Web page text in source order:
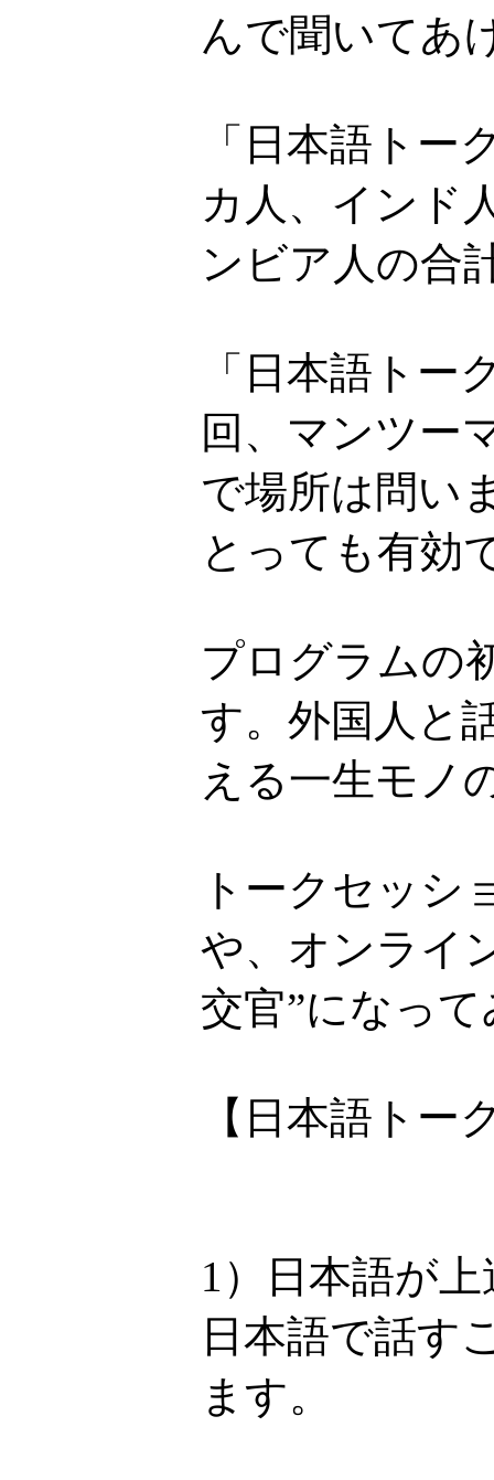
んで聞いてあ
「日本語ト
カ人、インド
ンビア人の合
「日本語ト
回、マンツー
で場所は問い
とっても有効
プログラムの
す。外国人と
える一生モノ
トークセッシ
や、オンライ
交官”になっ
【日本語ト
1）日本語が
日本語で話す
ます。